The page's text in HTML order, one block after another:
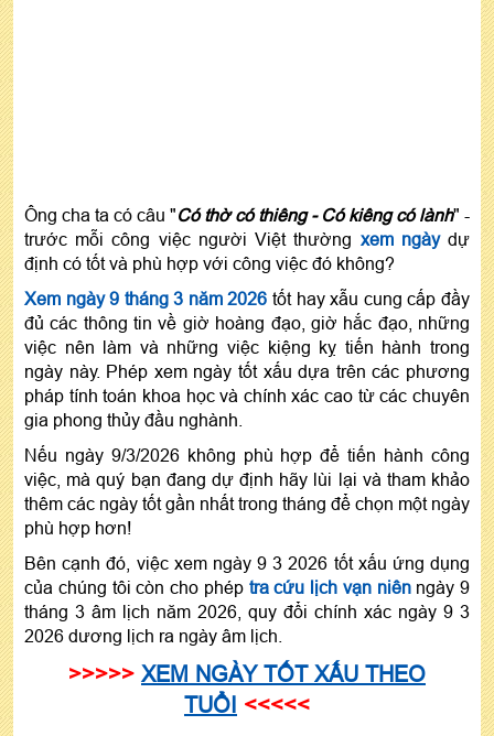
Ông cha ta có câu "Có thờ có thiêng - Có kiêng có lành" -
trước mỗi công việc người Việt thường xem ngàydự
định có tốt và phù hợp với công việc đó không?
Xem ngày 9 tháng 3 năm 2026 tốt hay xẫu cung cấp đầy
đủ các thông tin về giờ hoàng đạo, giờ hắc đạo, những
việc nên làm và những việc kiệng kỵ tiến hành trong
ngày này. Phép xem ngày tốt xấu dựa trên các phương
pháp tính toán khoa học và chính xác cao từ các chuyên
gia phong thủy đầu nghành.
Nếu ngày 9/3/2026 không phù hợp để tiến hành công
việc, mà quý bạn đang dự định hãy lùi lại và tham khảo
thêm các ngày tốt gần nhất trong tháng để chọn một ngày
phù hợp hơn!
Bên cạnh đó, việc xem ngày 9 3 2026 tốt xấu ứng dụng
của chúng tôi còn cho phép tra cứu lịch vạn niênngày 9
tháng 3 âm lịch năm 2026, quy đổi chính xác ngày 9 3
2026 dương lịch ra ngày âm lịch.
>>>>> XEM NGÀY TỐT XẤU THEO
TUỔI <<<<<